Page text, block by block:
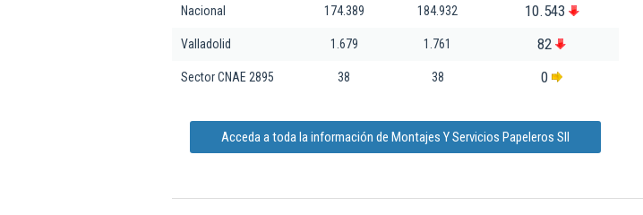
Nacional
174.389 184.932 10.543
Valladolid 1.679 1.761 82
Sector CNAE 2895 38 38 0
Acceda a toda la información de Montajes Y Servicios Papeleros Sll